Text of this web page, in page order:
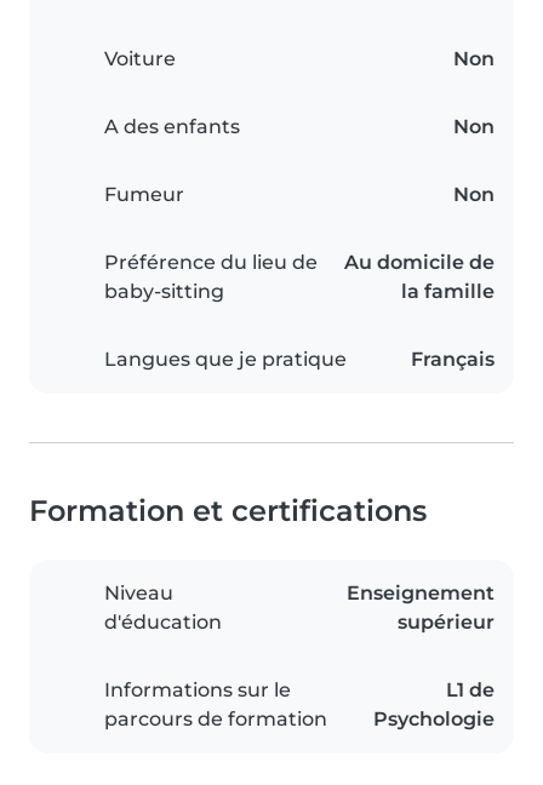
Voiture Non
A des enfants Non
Fumeur Non
Préférence du lieu de
baby-sitting
Au domicile de
la famille
Langues que je pratique Français
Formation et certifications
Niveau
d'éducation
Enseignement
supérieur
Informations sur le
parcours de formation
L1 de
Psychologie